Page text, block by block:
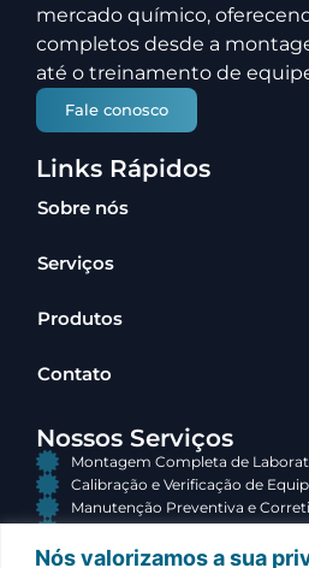
Nós valorizamos a sua
mercado químico,
completos desde a
até o treinamento de
Fale conosco
Links Rápidos
Sobre nós
Serviços
Produtos
Contato
Nossos Serviços
Montagem Completa de
Calibração e Verificação de
Manutenção Preventiva e